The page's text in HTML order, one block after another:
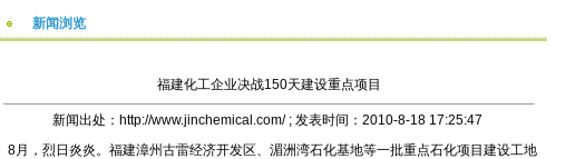
新闻浏览
福建化工企业决战150天建设重点项目
新闻出处：http://www.jinchemical.com/ ; 发表时间：2010-8-18 17:25:47
8月，烈日炎炎。福建漳州古雷经济开发区、湄洲湾石化基地等一批重点石化项目建设工地